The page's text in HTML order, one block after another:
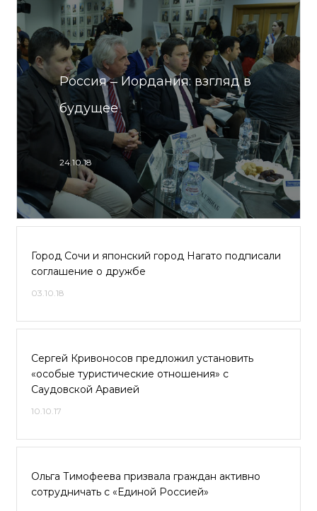
Россия ‒ Иордания: взгляд в
будущее
24.10.18
Город Сочи и японский город Нагато подписали
соглашение о дружбе
03.10.18
Сергей Кривоносов предложил установить
«особые туристические отношения» с
Саудовской Аравией
10.10.17
Ольга Тимофеева призвала граждан активно
сотрудничать с «Единой Россией»